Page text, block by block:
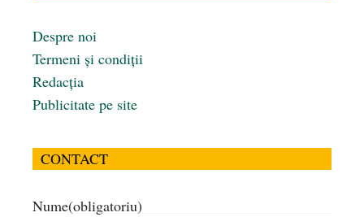
Despre noi
Termeni și condiții
Redacția
Publicitate pe site
CONTACT
Nume(obligatoriu)